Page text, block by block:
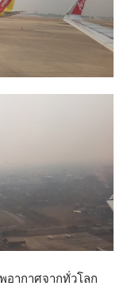
อากาศจากทั่วโลก